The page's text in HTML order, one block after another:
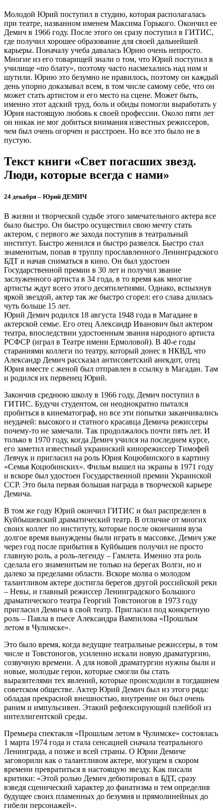
Молодой Юрий поступил в студию, которая располагалась
при театре, названном именем Максима Горького. Окончил ее
Демич в 1966 году. После этого он сразу поступил в ГИТИС,
где получил хорошее образование для своей дальнейшей
карьеры. Поначалу учеба давалась Юрию очень непросто.
Многие из его товарищей знали о том, что Юрий поступил в
училище «по блату», поэтому часто насмехались над ним и
шутили. Юрию это безумно не нравилось, поэтому он каждый
день упорно доказывал всем, в том числе самому себе, что он
может стать артистом и его место на сцене. Может быть,
именно этот адский труд, боль и обиды помогли выработать у
Юрия настоящую любовь к своей профессии. Около пяти лет
он никак не мог добиться внимания известных режиссеров,
чем был очень огорчен и расстроен. Но все это было не в
пустую.
Текст книги «Свет погасших звезд.
Люди, которые всегда с нами»
24 декабря – Юрий ДЕМИЧ
В жизни и творческой судьбе этого замечательного актера все
было быстро. Он быстро осуществил свою мечту стать
актером, с первого же захода поступив в театральный
институт. Быстро женился и быстро развелся. Быстро стал
знаменитым, попав в труппу прославленного Ленинградского
БДТ и начав сниматься в кино. Он был удостоен
Государственной премии в 30 лет и получил звание
заслуженного артиста в 34 года, в то время как многие
артисты ждут всего этого десятилетиями. Однако, вспыхнув
яркой звездой, актер так же быстро сгорел: его слава длилась
чуть больше 15 лет.
Юрий Демич родился 18 августа 1948 года в Магадане в
актерской семье. Его отец Александр Иванович был актером
театра, впоследствии удостоенным звания народного артиста
РСФСР (играл в Театре имени Ермоловой). В 40-е годы
стараниями коллеги по театру, который донес в НКВД, что
Александр Демич рассказал антисоветский анекдот, отец
Юрия вместе с женой был отправлен в ссылку в Магадан. Там
и родился их первенец Юрий.
Закончив среднюю школу в 1966 году, Демич поступил в
ГИТИС. Будучи студентом, он неоднократно пытался
пробиться в кинематограф, но все эти попытки заканчивались
неудачей: высокого и статного красавца Демича режиссеры
почему-то не замечали. Так продолжалось почти пять лет. И
только в 1970 году, когда Демич учился на последнем курсе,
его заметил известный украинский кинорежиссер Тимофей
Левчук и пригласил на роль Юрия Коцюбинского в картину
«Семья Коцюбинских». Фильм вышел на экраны в 1971 году
и вскоре был удостоен Государственной премии Украинской
ССР. Это была первая большая награда в творческой карьере
Демича.
В том же году Юрий окончил ГИТИС и был распределен в
Куйбышевский драматический театр. В отличие от многих
своих коллег по институту, которые после окончания вуза
долгое время вынуждены были играть в массовке, Демич уже
через год после прибытия в Куйбышев получил не просто
главную роль, а роль-легенду – Гамлета. Именно эта роль
сделала его знаменитым не только на берегах Волги, но и
далеко за пределами области. Вскоре молва о молодом
талантливом актере достигла берегов другой российской реки
– Невы, и главный режиссер Ленинградского Большого
драматического театра Георгий Товстоногов в 1973 году
пригласил Демича в свой театр. Пригласил под конкретную
роль – Павла в пьесе Александра Вампилова «Прошлым
летом в Чулимске».
Это было время, когда ведущие театральные режиссеры, в том
числе и Товстоногов, усиленно искали новую драматургию,
созвучную времени. А для новой драматургии нужны были и
новые, молодые герои, которые смогли бы стать
выразителями тех явлений, которые происходили в тогдашнем
советском обществе. Актер Юрий Демич был из этого ряда:
обладая прекрасной внешностью, внутренне он был очень
раним и импульсивен. Этакий рефлексирующий плейбой из
интеллигентской среды.
Премьера спектакля «Прошлым летом в Чулимске» состоялась
1 марта 1974 года и стала сенсацией сначала театрального
Ленинграда, а позже и всей страны. О Юрии Демиче
заговорили как о талантливом актере, могущем в скором
времени превратиться в настоящую звезду. Как писали
критики: «Этой ролью Демич дебютировал в БДТ, сразу
взведя сценический характер до фанатизма и тем определив
будущее своих пламенных до безумия и прямолинейных до
гибели персонажей».